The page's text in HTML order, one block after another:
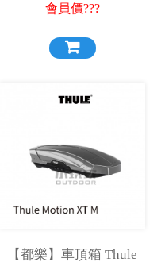
會員價???
【都樂】車頂箱 Thule